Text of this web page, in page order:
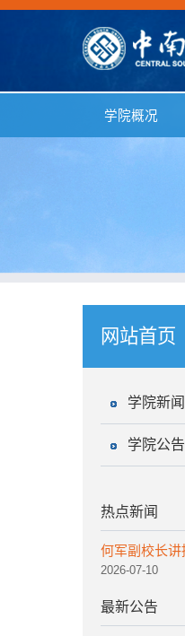
学院概况
网站首页
学院新闻
学院公告
热点新闻
2026-07-10
最新公告